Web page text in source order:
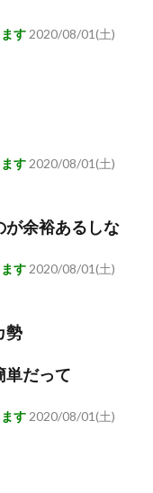
す 2020/08/01(土)
す 2020/08/01(土)
が余裕あるしな
す 2020/08/01(土)
勢
単だって
す 2020/08/01(土)